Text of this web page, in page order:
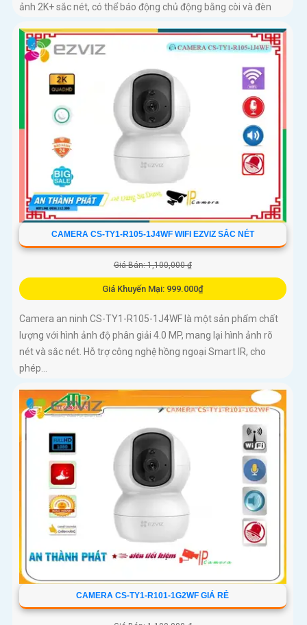
ảnh 2K+ sắc nét, có thể báo động chủ động bằng còi và đèn
CAMERA CS-TY1-R105-1J4WF WIFI EZVIZ SẮC NÉT
Giá Bán: 1,100,000 ₫
Giá Khuyến Mại: 999.000₫
Camera an ninh CS-TY1-R105-1J4WF là một sản phẩm chất
lượng với hình ảnh độ phân giải 4.0 MP, mang lại hình ảnh rõ
nét và sắc nét. Hỗ trợ công nghệ hồng ngoại Smart IR, cho
phép...
CAMERA CS-TY1-R101-1G2WF GIÁ RẺ